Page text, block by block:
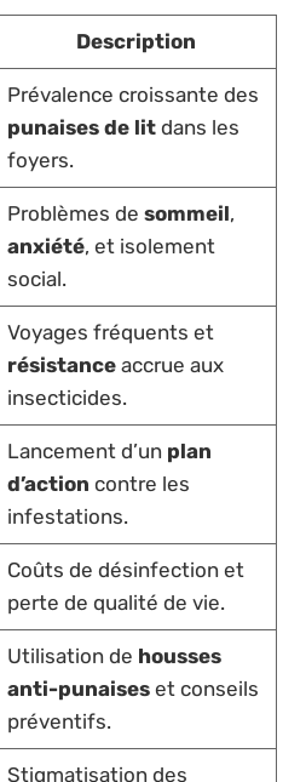
Description
Prévalence croissante des
punaises de litdans les
foyers.
Problèmes de sommeil,
anxiété, et isolement
social.
Voyages fréquents et
résistanceaccrue aux
insecticides.
Lancement d’un plan
d’action contre les
infestations.
Coûts de désinfection et
perte de qualité de vie.
Utilisation de housses
anti-punaiseset conseils
préventifs.
Stigmatisation des